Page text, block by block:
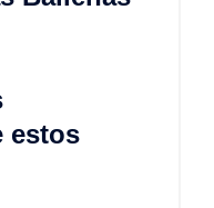
estos